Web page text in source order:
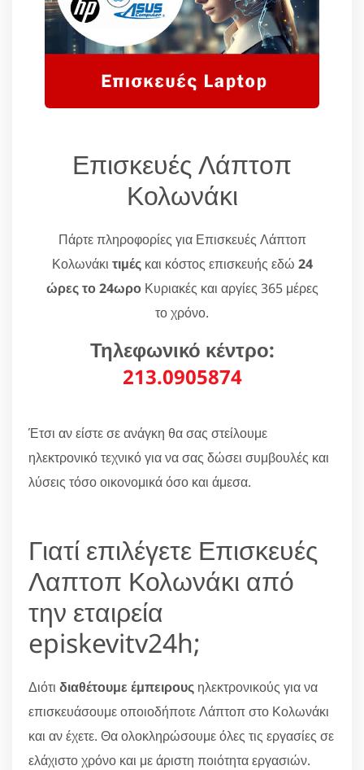
Επισκευές Λάπτοπ
Κολωνάκι
Πάρτε πληροφορίες για Επισκευές Λάπτοπ
Κολωνάκι τιμέςκαι κόστος επισκευής εδώ 24
ώρες το 24ωροΚυριακές και αργίες 365 μέρες
το χρόνο.
Τηλεφωνικό κέντρο:
213.0905874
Έτσι αν είστε σε ανάγκη θα σας στείλουμε
ηλεκτρονικό τεχνικό για να σας δώσει συμβουλές και
λύσεις τόσο οικονομικά όσο και άμεσα.
Γιατί επιλέγετε Επισκευές
Λαπτοπ Κολωνάκι από
την εταιρεία
episkevitv24h;
Διότι διαθέτουμε έμπειρους ηλεκτρονικούς για να
επισκευάσουμε οποιοδήποτε Λάπτοπ στο Κολωνάκι
και αν έχετε. Θα ολοκληρώσουμε όλες τις εργασίες σε
ελάχιστο χρόνο και με άριστη ποιότητα εργασιών.